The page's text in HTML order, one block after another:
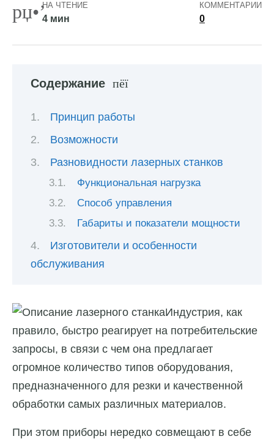
НА ЧТЕНИЕ
4 мин
КОММЕНТАРИИ
0
Содержание
Принцип работы
Возможности
Разновидности лазерных станков
Функциональная нагрузка
Способ управления
Габариты и показатели мощности
Изготовители и особенности
обслуживания
Индустрия, как
правило, быстро реагирует на потребительские
запросы, в связи с чем она предлагает
огромное количество типов оборудования,
предназначенного для резки и качественной
обработки самых различных материалов.
При этом приборы нередко совмещают в себе